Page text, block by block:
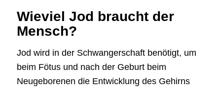
Wieviel Jod braucht der
Mensch?
Jod wird in der Schwangerschaft benötigt, um
beim Fötus und nach der Geburt beim
Neugeborenen die Entwicklung des Gehirns